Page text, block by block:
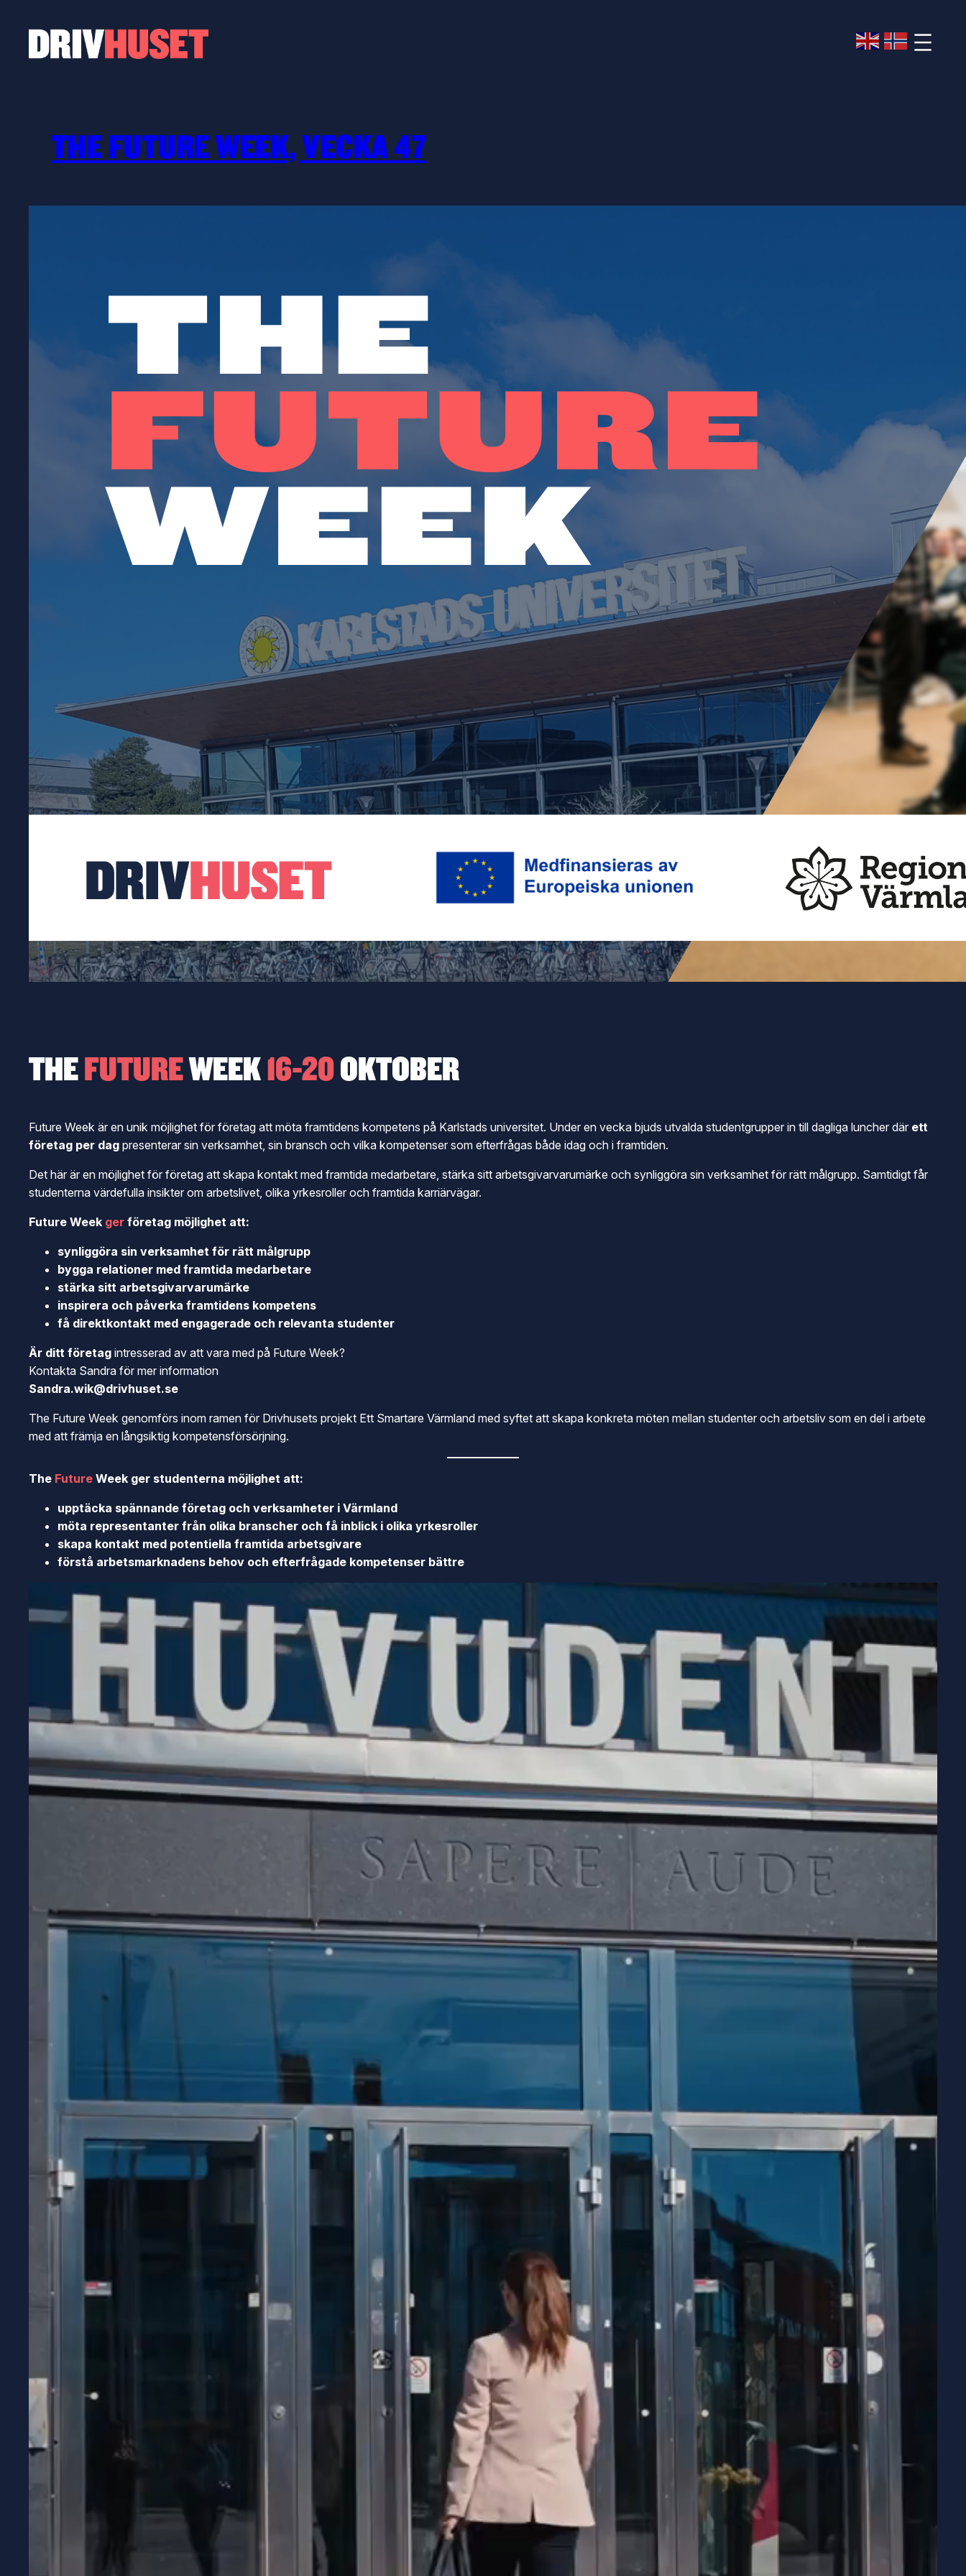
innehåll
THE FUTURE WEEK, VECKA 47
THEFUTUREWEEK16-20OKTOBER
Future Week är en unik möjlighet för företag att möta framtidens kompetens på Karlstads universitet. Under en vecka bjuds utvalda studentgrupper in till dagliga luncher där ett
företag per dag presenterar sin verksamhet, sin bransch och vilka kompetenser som efterfrågas både idag och i framtiden.
Det här är en möjlighet för företag att skapa kontakt med framtida medarbetare, stärka sitt arbetsgivarvarumärke och synliggöra sin verksamhet för rätt målgrupp. Samtidigt får
studenterna värdefulla insikter om arbetslivet, olika yrkesroller och framtida karriärvägar.
Future Week ger företag möjlighet att:
synliggöra sin verksamhet för rätt målgrupp
bygga relationer med framtida medarbetare
stärka sitt arbetsgivarvarumärke
inspirera och påverka framtidens kompetens
få direktkontakt med engagerade och relevanta studenter
Är ditt företag intresserad av att vara med på Future Week?
Kontakta Sandra för mer information
Sandra.wik@drivhuset.se
The Future Week genomförs inom ramen för Drivhusets projekt Ett Smartare Värmland med syftet att skapa konkreta möten mellan studenter och arbetsliv som en del i arbete
med att främja en långsiktig kompetensförsörjning.
The Future Week ger studenterna möjlighet att:
upptäcka spännande företag och verksamheter i Värmland
möta representanter från olika branscher och få inblick i olika yrkesroller
skapa kontakt med potentiella framtida arbetsgivare
förstå arbetsmarknadens behov och efterfrågade kompetenser bättre